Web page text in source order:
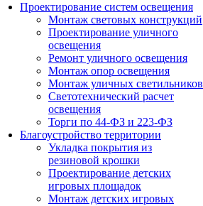
Проектирование систем освещения
Монтаж световых конструкций
Проектирование уличного
освещения
Ремонт уличного освещения
Монтаж опор освещения
Монтаж уличных светильников
Светотехнический расчет
освещения
Торги по 44-ФЗ и 223-ФЗ
Благоустройство территории
Укладка покрытия из
резиновой крошки
Проектирование детских
игровых площадок
Монтаж детских игровых